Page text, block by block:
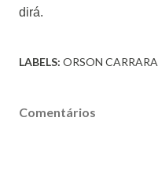
dirá.
LABELS: ORSON CARRARA
Comentários